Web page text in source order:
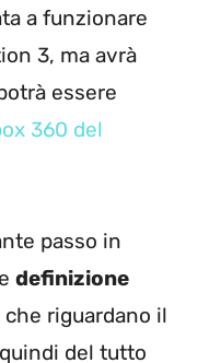
a funzionare
3, ma avrà
essere
360 del
passo in
definizione
riguardano il
del tutto